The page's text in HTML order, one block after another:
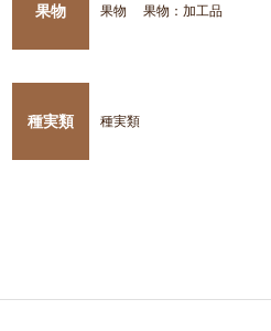
果物 果物 果物：加工品
種実類 種実類